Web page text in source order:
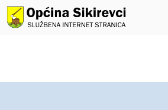
Preskoči
na